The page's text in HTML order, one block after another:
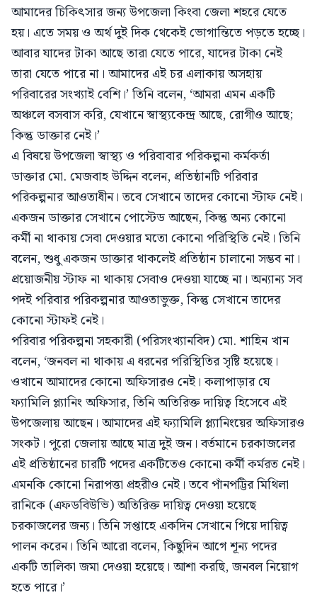
আমাদের চিকিৎসার জন্য উপজেলা কিংবা জেলা শহরে যেতে
হয়। এতে সময় ও অর্থ দুই দিক থেকেই ভোগান্তিতে পড়তে হচ্ছে।
আবার যাদের টাকা আছে তারা যেতে পারে, যাদের টাকা নেই
তারা যেতে পারে না। আমাদের এই চর এলাকায় অসহায়
পরিবারের সংখ্যাই বেশি।’ তিনি বলেন, ‘আমরা এমন একটি
অঞ্চলে বসবাস করি, যেখানে স্বাস্থ্যকেন্দ্র আছে, রোগীও আছে;
কিন্তু ডাক্তার নেই।’
এ বিষয়ে উপজেলা স্বাস্থ্য ও পরিবাবার পরিকল্পনা কর্মকর্তা
ডাক্তার মো. মেজবাহ উদ্দিন বলেন, প্রতিষ্ঠানটি পরিবার
পরিকল্পনার আওতাধীন। তবে সেখানে তাদের কোনো স্টাফ নেই।
একজন ডাক্তার সেখানে পোস্টেড আছেন, কিন্তু অন্য কোনো
কর্মী না থাকায় সেবা দেওয়ার মতো কোনো পরিস্থিতি নেই। তিনি
বলেন, শুধু একজন ডাক্তার থাকলেই প্রতিষ্ঠান চালানো সম্ভব না।
প্রয়োজনীয় স্টাফ না থাকায় সেবাও দেওয়া যাচ্ছে না। অন্যান্য সব
পদই পরিবার পরিকল্পনার আওতাভুক্ত, কিন্তু সেখানে তাদের
কোনো স্টাফই নেই।
পরিবার পরিকল্পনা সহকারী (পরিসংখ্যানবিদ) মো. শাহিন খান
বলেন, ‘জনবল না থাকায় এ ধরনের পরিস্থিতির সৃষ্টি হয়েছে।
ওখানে আমাদের কোনো অফিসারও নেই। কলাপাড়ার যে
ফ্যামিলি প্ল্যানিং অফিসার, তিনি অতিরিক্ত দায়িত্ব হিসেবে এই
উপজেলায় আছেন। আমাদের এই ফ্যামিলি প্ল্যানিংয়ের অফিসারও
সংকট। পুরো জেলায় আছে মাত্র দুই জন। বর্তমানে চরকাজলের
এই প্রতিষ্ঠানের চারটি পদের একটিতেও কোনো কর্মী কর্মরত নেই।
এমনকি কোনো নিরাপত্তা প্রহরীও নেই। তবে পাঁনপট্টির মিথিলা
রানিকে (এফডবিউভি) অতিরিক্ত দায়িত্ব দেওয়া হয়েছে
চরকাজলের জন্য। তিনি সপ্তাহে একদিন সেখানে গিয়ে দায়িত্ব
পালন করেন। তিনি আরো বলেন, কিছুদিন আগে শূন্য পদের
একটি তালিকা জমা দেওয়া হয়েছে। আশা করছি, জনবল নিয়োগ
হতে পারে।’